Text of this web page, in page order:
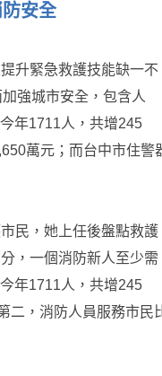
安全
升緊急救護技能缺一不
強城市安全，包含人
年1711人，共增245
萬元；而台中市住警
民，她上任後盤點救護
，一個消防新人至少需
年1711人，共增245
二，消防人員服務市民